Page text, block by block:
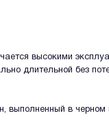
высокими
длительной без
выполненный в черном